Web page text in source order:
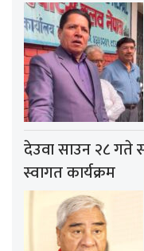
देउवा साउन २८ गते
स्वागत कार्यक्रम